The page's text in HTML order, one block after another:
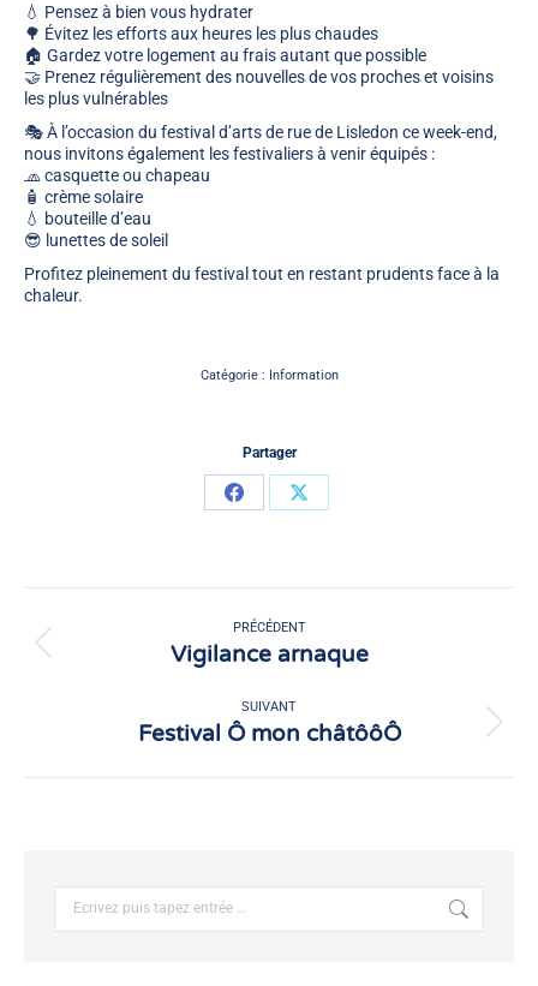
💧 Pensez à bien vous hydrater
🌳 Évitez les efforts aux heures les plus chaudes
🏠 Gardez votre logement au frais autant que possible
🤝 Prenez régulièrement des nouvelles de vos proches et voisins
les plus vulnérables
🎭 À l’occasion du festival d’arts de rue de Lisledon ce week-end,
nous invitons également les festivaliers à venir équipés :
🧢 casquette ou chapeau
🧴 crème solaire
💧 bouteille d’eau
😎 lunettes de soleil
Profitez pleinement du festival tout en restant prudents face à la
chaleur.
Catégorie : Information
Partager
PartagerPartager
article
PRÉCÉDENT
Article
précédent
Vigilance arnaque
SUIVANT
Article
Festival Ô mon châtôôÔ